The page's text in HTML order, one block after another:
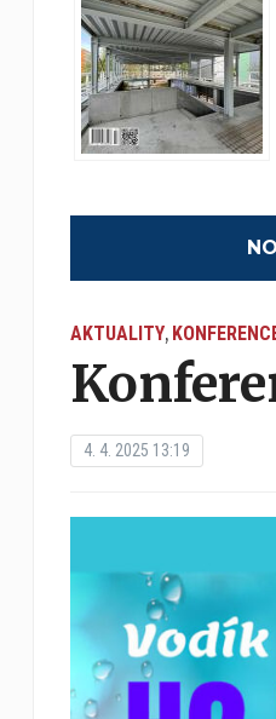
AKTUALITY,
4. 4. 2025 13:19